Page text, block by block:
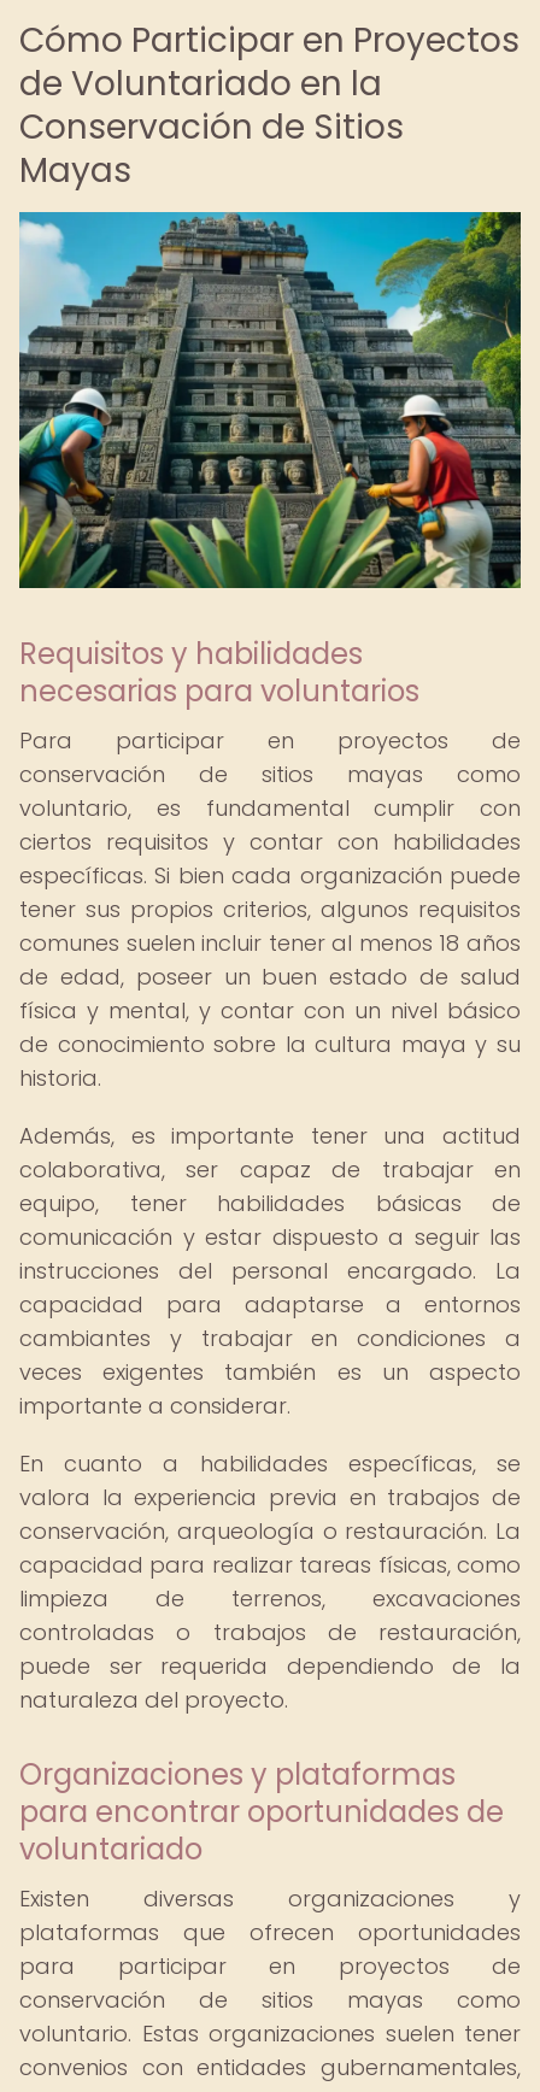
Cómo Participar en Proyectos
de Voluntariado en la
Conservación de Sitios
Mayas
Requisitos y habilidades
necesarias para voluntarios
Para participar en proyectos de
conservación de sitios mayas como
voluntario, es fundamental cumplir con
ciertos requisitos y contar con habilidades
específicas. Si bien cada organización puede
tener sus propios criterios, algunos requisitos
comunes suelen incluir tener al menos 18 años
de edad, poseer un buen estado de salud
física y mental, y contar con un nivel básico
de conocimiento sobre la cultura maya y su
historia.
Además, es importante tener una actitud
colaborativa, ser capaz de trabajar en
equipo, tener habilidades básicas de
comunicación y estar dispuesto a seguir las
instrucciones del personal encargado. La
capacidad para adaptarse a entornos
cambiantes y trabajar en condiciones a
veces exigentes también es un aspecto
importante a considerar.
En cuanto a habilidades específicas, se
valora la experiencia previa en trabajos de
conservación, arqueología o restauración. La
capacidad para realizar tareas físicas, como
limpieza de terrenos, excavaciones
controladas o trabajos de restauración,
puede ser requerida dependiendo de la
naturaleza del proyecto.
Organizaciones y plataformas
para encontrar oportunidades de
voluntariado
Existen diversas organizaciones y
plataformas que ofrecen oportunidades
para participar en proyectos de
conservación de sitios mayas como
voluntario. Estas organizaciones suelen tener
convenios con entidades gubernamentales,